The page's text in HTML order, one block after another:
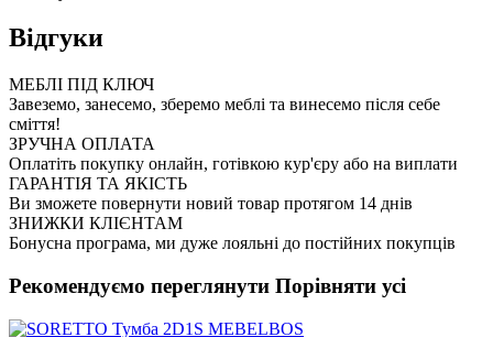
Відгуки
МЕБЛІ ПІД КЛЮЧ
Завеземо, занесемо, зберемо меблі та винесемо після себе
сміття!
ЗРУЧНА ОПЛАТА
Оплатіть покупку онлайн, готівкою кур'єру або на виплати
ГАРАНТІЯ ТА ЯКІСТЬ
Ви зможете повернути новий товар протягом 14 днів
ЗНИЖКИ КЛІЄНТАМ
Бонусна програма, ми дуже лояльні до постійних покупців
Рекомендуємо переглянути Порівняти усі